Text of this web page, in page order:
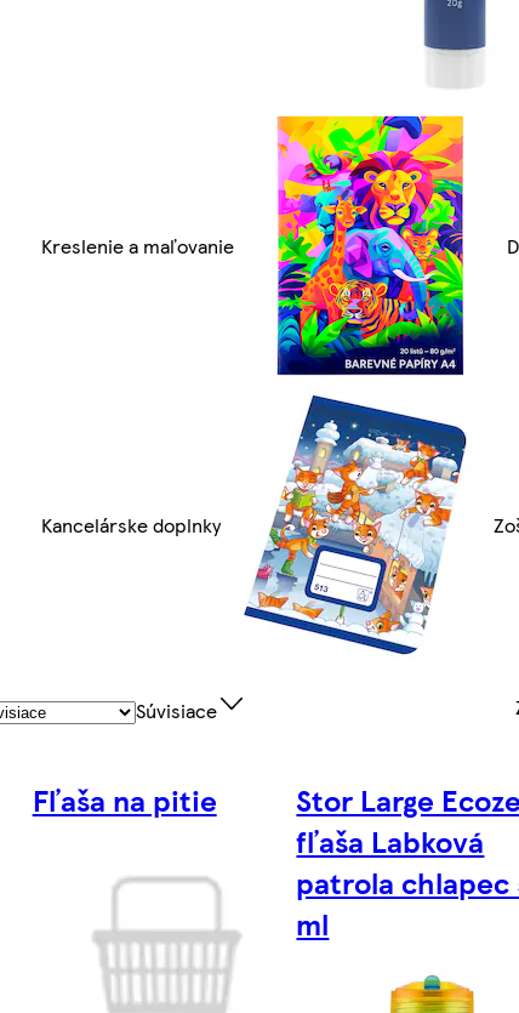
Kreslenie a maľovanie
Kancelárske doplnky
Súvisiace
Fľaša na pitie
Stor Large
fľaša Labková
patrola chlapec
ml